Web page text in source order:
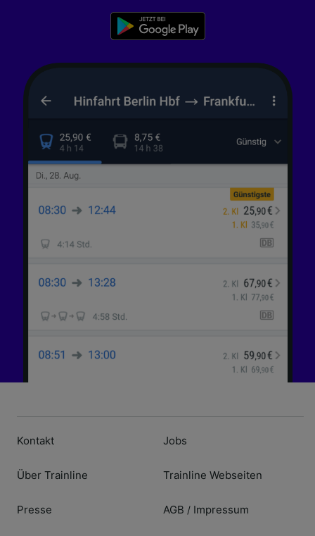
Kontakt
Über Trainline
Presse
Jobs
Trainline Webseiten
AGB / Impressum